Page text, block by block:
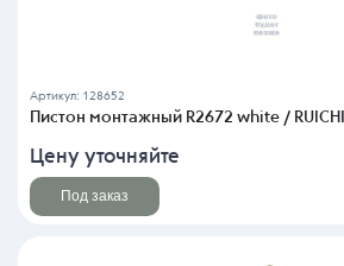
Артикул: 128652
Пистон монтажный R2672 white / RUICHI
Цену уточняйте
Под заказ